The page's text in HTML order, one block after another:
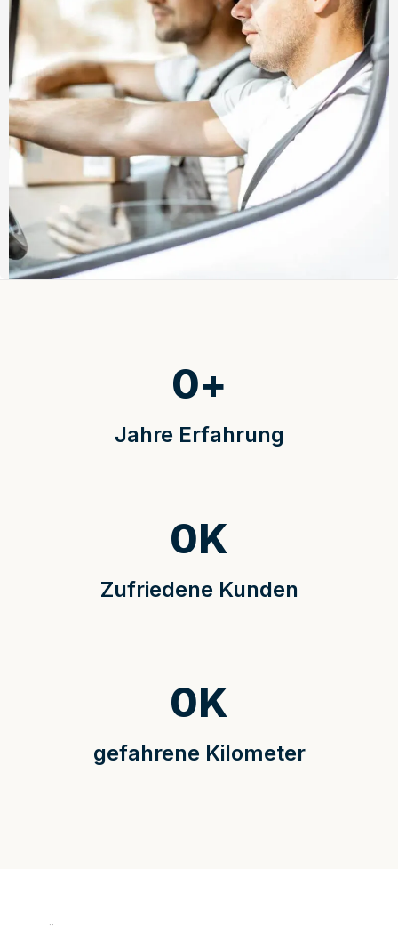
Jahre Erfahrung
0+
Zufriedene Kunden
0K
gefahrene Kilometer
0K